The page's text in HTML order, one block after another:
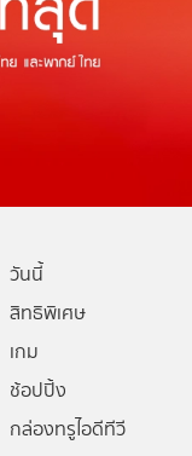
วันนี้
สิทธิพิเศษ
เกม
ช้อปปิ้ง
กล่องทรูไอดีทีวี